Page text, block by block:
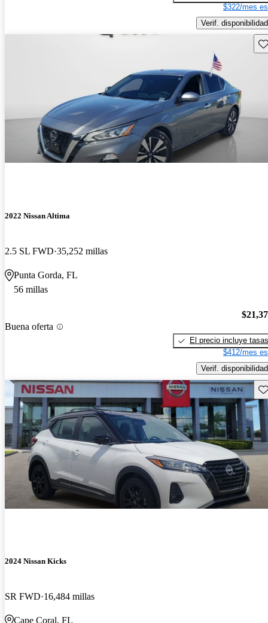
$322/mes
Verif. disponibilidad
2022 Nissan Altima
2.5 SL FWD 35,252 millas
Punta Gorda, FL
56 millas
Buena oferta
El precio incluye tasas
$412/mes
Verif. disponibilidad
2024 Nissan Kicks
SR FWD 16,484 millas
Cape Coral, FL